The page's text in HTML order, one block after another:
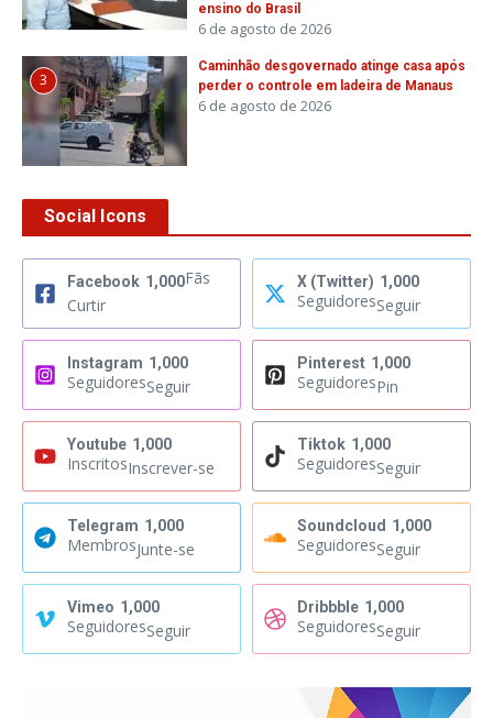
ensino do Brasil
6 de agosto de 2026
3
Caminhão desgovernado atinge casa após
perder o controle em ladeira de Manaus
6 de agosto de 2026
Social Icons
Facebook 1,000Fãs
Curtir
X (Twitter) 1,000
SeguidoresSeguir
Instagram 1,000
SeguidoresSeguir
Pinterest 1,000
SeguidoresPin
Youtube 1,000
InscritosInscrever-se
Tiktok 1,000
SeguidoresSeguir
Telegram 1,000
MembrosJunte-se
Soundcloud 1,000
SeguidoresSeguir
Vimeo 1,000
SeguidoresSeguir
Dribbble 1,000
SeguidoresSeguir